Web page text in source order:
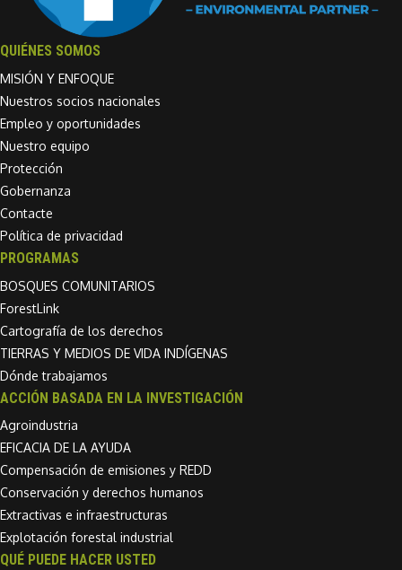
QUIÉNES SOMOS
MISIÓN Y ENFOQUE
Nuestros socios nacionales
Empleo y oportunidades
Nuestro equipo
Protección
Gobernanza
Contacte
Política de privacidad
PROGRAMAS
BOSQUES COMUNITARIOS
ForestLink
Cartografía de los derechos
TIERRAS Y MEDIOS DE VIDA INDÍGENAS
Dónde trabajamos
ACCIÓN BASADA EN LA INVESTIGACIÓN
Agroindustria
EFICACIA DE LA AYUDA
Compensación de emisiones y REDD
Conservación y derechos humanos
Extractivas e infraestructuras
Explotación forestal industrial
QUÉ PUEDE HACER USTED